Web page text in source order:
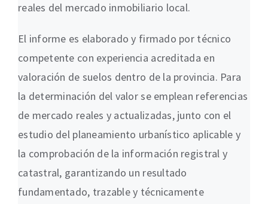
reales del mercado inmobiliario local.
El informe es elaborado y firmado por técnico
competente con experiencia acreditada en
valoración de suelos dentro de la provincia. Para
la determinación del valor se emplean referencias
de mercado reales y actualizadas, junto con el
estudio del planeamiento urbanístico aplicable y
la comprobación de la información registral y
catastral, garantizando un resultado
fundamentado, trazable y técnicamente